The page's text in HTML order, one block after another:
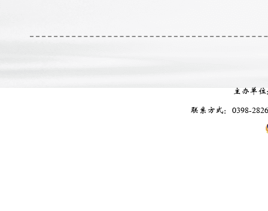
主办单
联系方式：0398-